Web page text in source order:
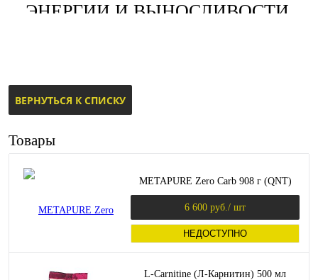
ЭНЕРГИИ И ВЫНОСЛИВОСТИ
ВЕРНУТЬСЯ К СПИСКУ
Товары
METAPURE Zero Carb 908 г (QNT)
6 600 руб. / шт
НЕДОСТУПНО
L-Carnitine (Л-Карнитин) 500 мл